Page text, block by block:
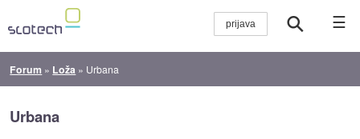
☰
Forum » Loža » Urbana
Urbana